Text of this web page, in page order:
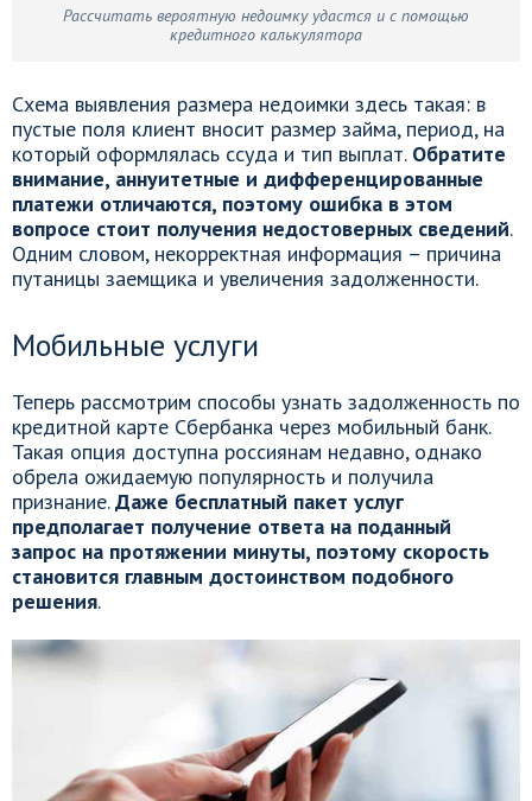
Рассчитать вероятную недоимку удастся и с помощью
кредитного калькулятора
Схема выявления размера недоимки здесь такая: в
пустые поля клиент вносит размер займа, период, на
который оформлялась ссуда и тип выплат. Обратите
внимание, аннуитетные и дифференцированные
платежи отличаются, поэтому ошибка в этом
вопросе стоит получения недостоверных сведений.
Одним словом, некорректная информация – причина
путаницы заемщика и увеличения задолженности.
Мобильные услуги
Теперь рассмотрим способы узнать задолженность по
кредитной карте Сбербанка через мобильный банк.
Такая опция доступна россиянам недавно, однако
обрела ожидаемую популярность и получила
признание.Даже бесплатный пакет услуг
предполагает получение ответа на поданный
запрос на протяжении минуты, поэтому скорость
становится главным достоинством подобного
решения.